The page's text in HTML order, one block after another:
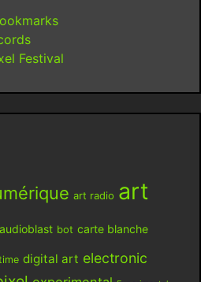
Festival
art radio art
audioblast bot carte blanche
digital art electronic